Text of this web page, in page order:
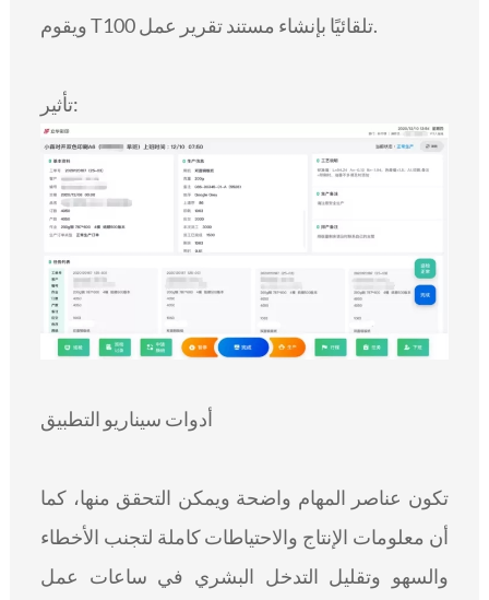
ويقوم T100 تلقائيًا بإنشاء مستند تقرير عمل.
تأثير:
أدوات سيناريو التطبيق
تكون عناصر المهام واضحة ويمكن التحقق منها، كما
أن معلومات الإنتاج والاحتياطات كاملة لتجنب الأخطاء
والسهو وتقليل التدخل البشري في ساعات عمل